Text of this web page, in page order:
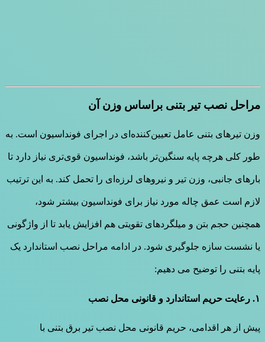
مراحل نصب تیر بتنی براساس وزن آن
وزن تیرهای بتنی عامل تعیین‌کننده‌ای در اجرای فونداسیون است. به
طور کلی هرچه پایه سنگین‌تر باشد، فونداسیون قوی‌تری نیاز دارد تا
بارهای جانبی، وزن تیر و نیروهای لرزه‌ای را تحمل کند. به این ترتیب
لازم است عمق چاله مورد نیاز برای فونداسیون بیشتر شود،
همچنین حجم بتن و میلگردهای تقویتی هم افزایش یابد تا از واژگونی
یا نشست سازه جلوگیری شود. در ادامه مراحل نصب استاندارد یک
پایه بتنی را توضیح می دهیم:
۱. رعایت حریم استاندارد و قانونی محل نصب
پیش از هر اقدامی، حریم قانونی محل نصب تیر برق بتنی با